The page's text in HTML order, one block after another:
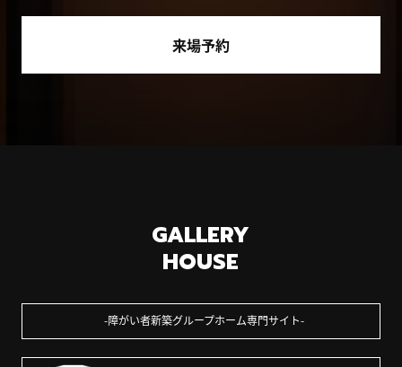
来場予約
GALLERY
HOUSE
障がい者新築グループホーム専門サイト